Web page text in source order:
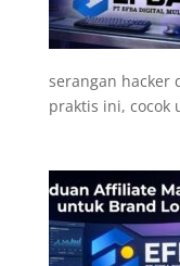
serangan hacker
praktis ini, cocok